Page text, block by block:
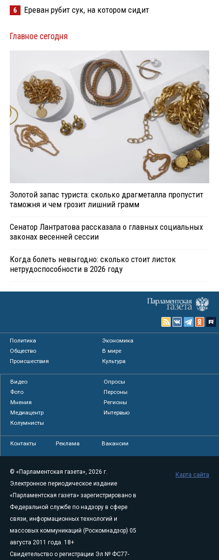
6 Ереван рубит сук, на котором сидит
Главное сегодня
Золотой запас туриста: сколько драгметалла пропустит
таможня и чем грозит лишний грамм
Сенатор Лантратова рассказала о главных социальных
законах весенней сессии
Когда болеть невыгодно: сколько стоит листок
нетрудоспособности в 2026 году
Политика
Экономика
Общество
В мире
Происшествия
Культура
Видео
Опросы
Фото
Персоны
Мнения
Регионы
Медиацентр
Интервью
Колумнисты
Контакты Реклама Вакансии
© «Парламентская газета», 2026 г.
Электронное периодическое издание
«Парламентская газета» зарегистрировано в
Федеральной службе по надзору в сфере
связи, информационных технологий и
массовых коммуникаций (Роскомнадзор) 05
августа 2011 года. 18+
Свидетельство о регистрации Эл № ФС77-
Карта сайта